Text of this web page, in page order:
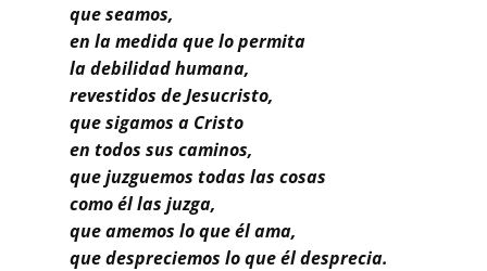
que seamos,
en la medida que lo permita
la debilidad humana,
revestidos de Jesucristo,
que sigamos a Cristo
en todos sus caminos,
que juzguemos todas las cosas
como él las juzga,
que amemos lo que él ama,
que despreciemos lo que él desprecia.